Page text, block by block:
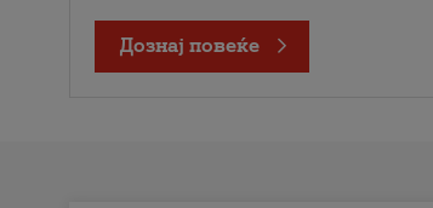
Дознај повеќе